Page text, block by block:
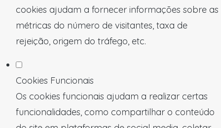
cookies ajudam a fornecer informações sobre as
métricas do número de visitantes, taxa de
rejeição, origem do tráfego, etc.
Cookies Funcionais
Os cookies funcionais ajudam a realizar certas
funcionalidades, como compartilhar o conteúdo